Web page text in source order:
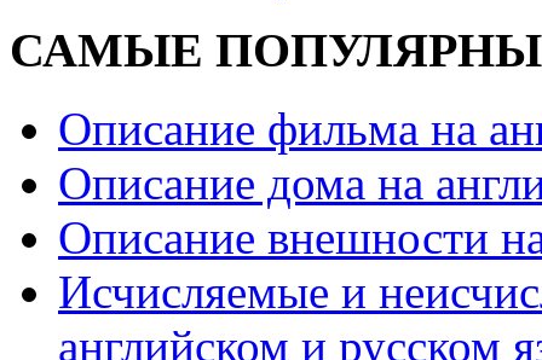
САМЫЕ
Описание фильма на
Описание дома на
Описание внешности
Исчисляемые и
английском и русском